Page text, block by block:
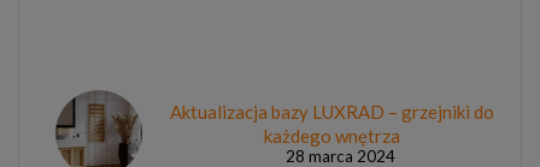
Aktualizacja bazy LUXRAD – grzejniki do
każdego wnętrza
28 marca 2024